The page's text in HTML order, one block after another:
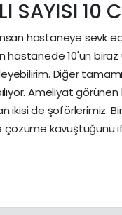
SAYISI 10
insan hastaneye sevk
hastanede 10'un
Diğer
Ameliyat
ikisi de şoförlerimiz.
kavuştuğunu